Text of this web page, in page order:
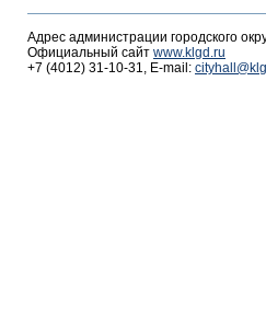
Адрес администрации городского
Официальный сайт www.klgd.ru
+7 (4012) 31-10-31, E-mail: